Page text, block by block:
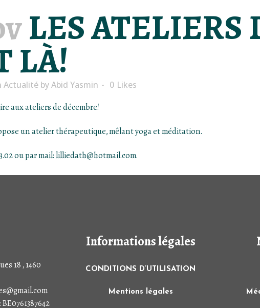
LES
LÀ!
Actualité byAbid Yasmin 0 Likes
aux ateliers de décembre!
un atelier thérapeutique, mêlant yoga et méditation.
ou par mail:lilliedath@hotmail.com.
18 , 1460
Informations légales
CONDITIONS D’UTILISATION
Mentions légales